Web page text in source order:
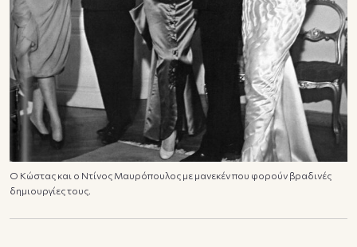
Ο Κώστας και ο Ντίνος Μαυρόπουλος με μανεκέν που φορούν βραδινές
δημιουργίες τους.